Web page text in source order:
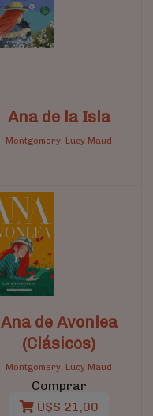
Ana de la Isla
Montgomery, Lucy Maud
Ana de Avonlea
(Clásicos)
Montgomery, Lucy Maud
Comprar
U$S 21,00